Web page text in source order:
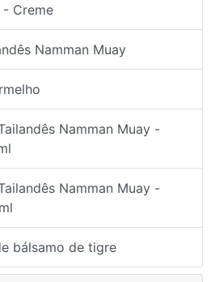
Creme
Namman Muay
Namman Muay -
Namman Muay -
bálsamo de tigre